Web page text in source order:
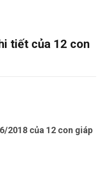
tiết của 12 con
2018 của 12 con giáp